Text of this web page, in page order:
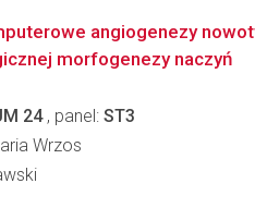
angiogenezy
morfogenezy naczyń
24, panel: ST3
Wrzos